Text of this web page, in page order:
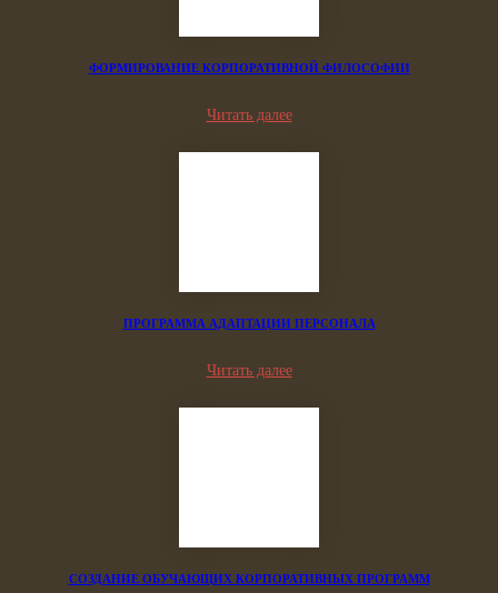
ФОРМИРОВАНИЕ КОРПОРАТИВНОЙ ФИЛОСОФИИ
Читать далее
ПРОГРАММА АДАПТАЦИИ ПЕРСОНАЛА
Читать далее
СОЗДАНИЕ ОБУЧАЮЩИХ КОРПОРАТИВНЫХ ПРОГРАММ